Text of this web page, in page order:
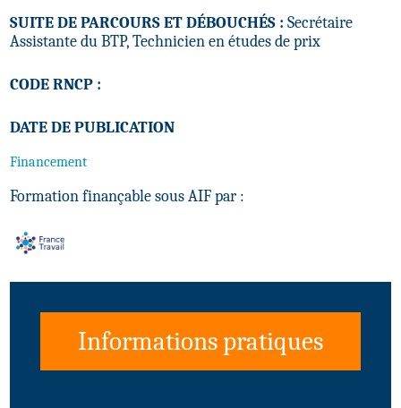
SUITE DE PARCOURS ET DÉBOUCHÉS : Secrétaire
Assistante du BTP, Technicien en études de prix
CODE RNCP :
DATE DE PUBLICATION
Financement
Formation finançable sous AIF par :
Informations pratiques